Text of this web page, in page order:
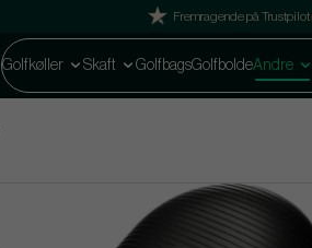
Fremragende på Trustpilot
Golfkøller Skaft GolfbagsGolfboldeAndre